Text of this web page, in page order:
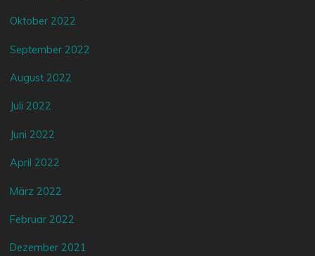
Oktober 2022
September 2022
August 2022
Juli 2022
Juni 2022
April 2022
März 2022
Februar 2022
Dezember 2021